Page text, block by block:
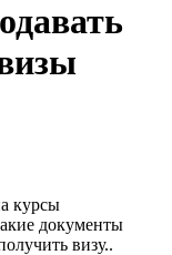
курсы
документы
визу..